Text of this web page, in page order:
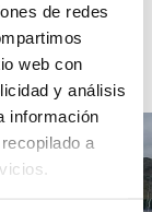
de redes
web con
y análisis
información
a